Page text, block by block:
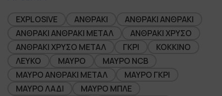
EXPLOSIVE ΑΝΘΡΑΚΙ
ΑΝΘΡΑΚΙ ΑΝΘΡΑΚΙ
ΑΝΘΡΑΚΙ ΑΝΘΡΑΚΙ ΜΕΤΑΛ
ΑΝΘΡΑΚΙ ΧΡΥΣΟ
ΑΝΘΡΑΚΙ ΧΡΥΣΟ ΜΕΤΑΛ
ΓΚΡΙ
ΚΟΚΚΙΝΟ
ΛΕΥΚΟ
ΜΑΥΡΟ
ΜΑΥΡΟ NCB
ΜΑΥΡΟ ΑΝΘΡΑΚΙ ΜΕΤΑΛ
ΜΑΥΡΟ ΓΚΡΙ
ΜΑΥΡΟ ΛΑΔΙ
ΜΑΥΡΟ ΜΠΛΕ